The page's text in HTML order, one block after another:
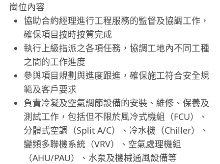
崗位內容
協助合約經理進行工程服務的監督及協調工作，
確保項目按時按質完成
執行上級指派之各項任務，協調工地內不同工種
之間的工作進度
參與項目規劃與進度跟進，確保施工符合安全規
範及客戶要求
負責冷凝及空氣調節設備的安裝、維修、保養及
測試工作，包括但不限於風冷式機組（FCU）、
分體式空調（Split A/C）、冷水機（Chiller）、
變頻多聯機系統（VRV）、空氣處理機組
（AHU/PAU）、水泵及機械通風設備等